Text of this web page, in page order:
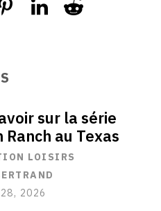
sur la série
Ranch au Texas
LOISIRS
2026